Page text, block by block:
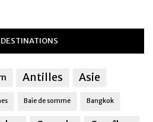
Antilles
Asie
Baie de somme Bangkok